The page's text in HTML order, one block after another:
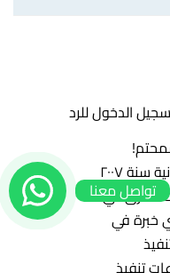
الدخول للرد
انا حاصل على دبلوم في الهندسة المدنية سنة ٢٠٠٧
الطرق في
المتحدة منذ ٢٠٠٨ .. لدي خبرة في
تواصل معنا